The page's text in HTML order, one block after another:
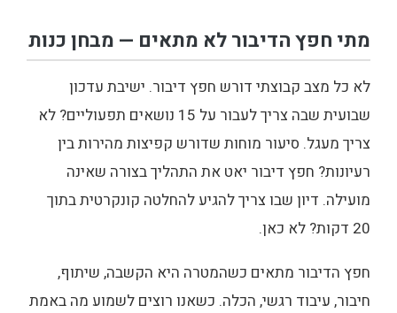
מתי חפץ הדיבור לא מתאים — מבחן כנות
לא כל מצב קבוצתי דורש חפץ דיבור. ישיבת עדכון
שבועית שבה צריך לעבור על 15 נושאים תפעוליים? לא
צריך מעגל. סיעור מוחות שדורש קפיצות מהירות בין
רעיונות? חפץ דיבור יאט את התהליך בצורה שאינה
מועילה. דיון שבו צריך להגיע להחלטה קונקרטית בתוך
20 דקות? לא כאן.
חפץ הדיבור מתאים כשהמטרה היא הקשבה, שיתוף,
חיבור, עיבוד רגשי, הכלה. כשאנו רוצים לשמוע מה באמת